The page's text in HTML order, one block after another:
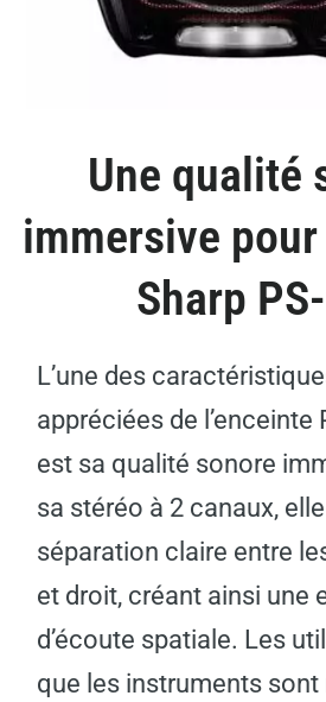
Une qualité
immersive
Sharp
L’une des
appréciées de l’enceinte
est sa qualité sonore
sa stéréo à 2 canaux,
séparation claire entre
et droit, créant ainsi une
d’écoute spatiale. Les
que les instruments